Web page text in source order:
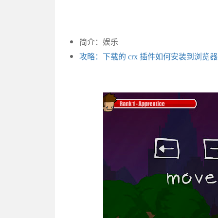
简介：娱乐
攻略：下载的 crx 插件如何安装到浏览